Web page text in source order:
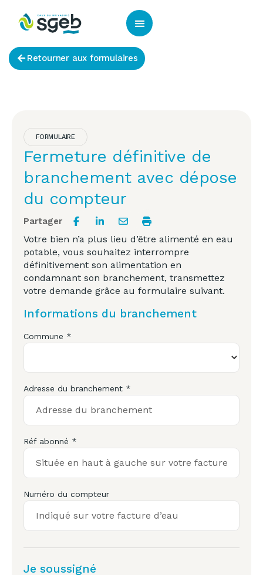
Retourner aux formulaires
FORMULAIRE
Fermeture définitive de
branchement avec dépose
du compteur
Partager
Votre bien n’a plus lieu d’être alimenté en eau
potable, vous souhaitez interrompre
définitivement son alimentation en
condamnant son branchement, transmettez
votre demande grâce au formulaire suivant.
Informations du branchement
Commune *
Adresse du branchement *
Réf abonné *
Numéro du compteur
Je soussigné